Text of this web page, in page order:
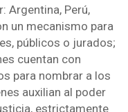
Argentina, Perú,
un mecanismo para
públicos o jurados;
cuentan con
para nombrar a los
auxilian al poder
estrictamente